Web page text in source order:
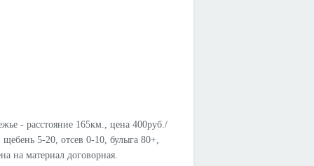
- расстояние 165км., цена 400руб./
5-20, отсев 0-10, булыга 80+,
материал договорная.